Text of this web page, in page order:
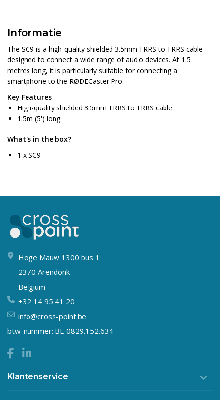
Informatie
The SC9 is a high-quality shielded 3.5mm TRRS to TRRS cable
designed to connect a wide range of audio devices. At 1.5
metres long, it is particularly suitable for connecting a
smartphone to the RØDECaster Pro.
Key Features
High-quality shielded 3.5mm TRRS to TRRS cable
1.5m (5') long
What's in the box?
1 x SC9
Hoge Mauw 1300 bus 1
2370 Arendonk
Belgium
+32 14 95 41 20
info@cross-point.be
btw-nummer: BE 0829.152.634
Klantenservice